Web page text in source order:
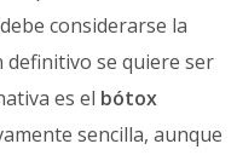
considerarse la
definitivo se quiere ser
es el bótox
sencilla, aunque